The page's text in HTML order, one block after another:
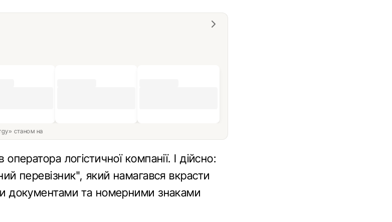
станом на
логістичної компанії. І дійсно:
перевізник", який намагався вкрасти
документами та номерними знаками